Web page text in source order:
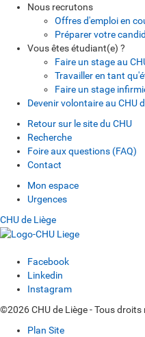
Nous recrutons
Offres d'emploi en
Préparer votre
Vous êtes étudiant(e) ?
Faire un stage au
Travailler en tant
Faire un stage
Devenir volontaire au CHU
Retour sur le site du CHU
Recherche
Foire aux questions (FAQ)
Contact
Mon espace
Urgences
CHU de Liège
Facebook
Linkedin
Instagram
©2026 CHU de Liège - Tous droits
Plan Site